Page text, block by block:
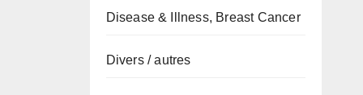
Disease & Illness, Breast Cancer
Divers / autres